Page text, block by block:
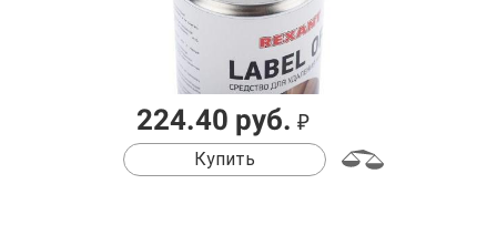
224.40 руб. ₽
Купить